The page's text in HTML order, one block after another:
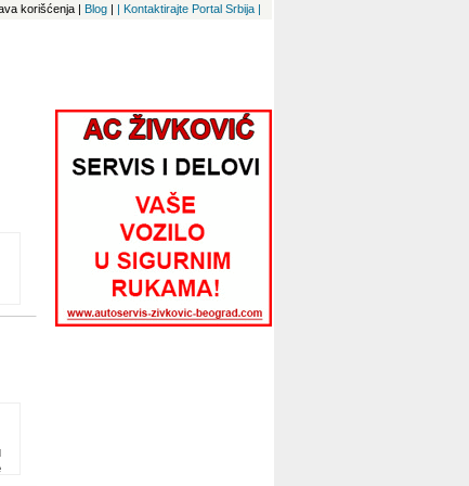
korišćenja | Blog | | Kontaktirajte Portal Srbija |